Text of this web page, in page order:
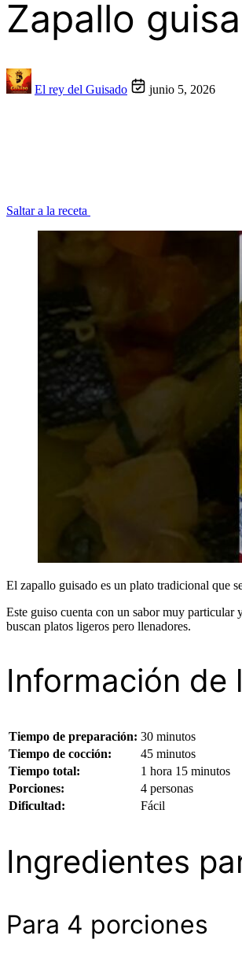
Zapallo
El rey del Guisado junio 5, 2026
Saltar a la receta
El zapallo guisado es un plato tradicional que
Este guiso cuenta con un sabor muy particular
buscan platos ligeros pero llenadores.
Información de
Tiempo de preparación: 30 minutos
Tiempo de cocción:
45 minutos
Tiempo total:
1 hora 15 minutos
Porciones:
4 personas
Dificultad:
Fácil
Ingredientes
Para 4 porciones